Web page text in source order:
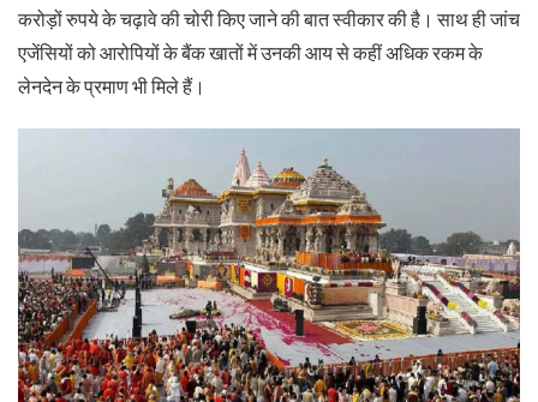
करोड़ों रुपये के चढ़ावे की चोरी किए जाने की बात स्वीकार की है। साथ ही जांच
एजेंसियों को आरोपियों के बैंक खातों में उनकी आय से कहीं अधिक रकम के
लेनदेन के प्रमाण भी मिले हैं।